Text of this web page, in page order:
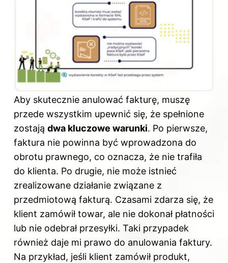
Aby skutecznie anulować fakturę, muszę
przede wszystkim upewnić się, że spełnione
zostają dwa kluczowe warunki. Po pierwsze,
faktura nie powinna być wprowadzona do
obrotu prawnego, co oznacza, że nie trafiła
do klienta. Po drugie, nie może istnieć
zrealizowane działanie związane z
przedmiotową fakturą. Czasami zdarza się, że
klient zamówił towar, ale nie dokonał płatności
lub nie odebrał przesyłki. Taki przypadek
również daje mi prawo do anulowania faktury.
Na przykład, jeśli klient zamówił produkt,